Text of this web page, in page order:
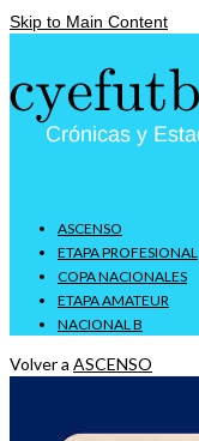
Skip to Main Content
ASCENSO
ETAPA PROFESIONAL
COPA NACIONALES
ETAPA AMATEUR
NACIONAL B
Volver a ASCENSO